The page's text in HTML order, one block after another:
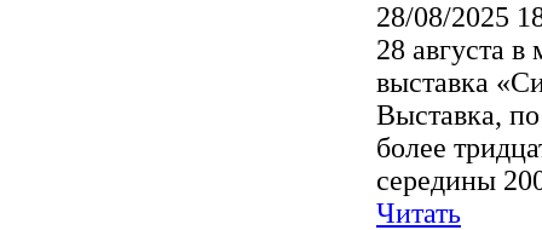
28/08/2025
28 августа
выставка
Выставка,
более
середины
Читать